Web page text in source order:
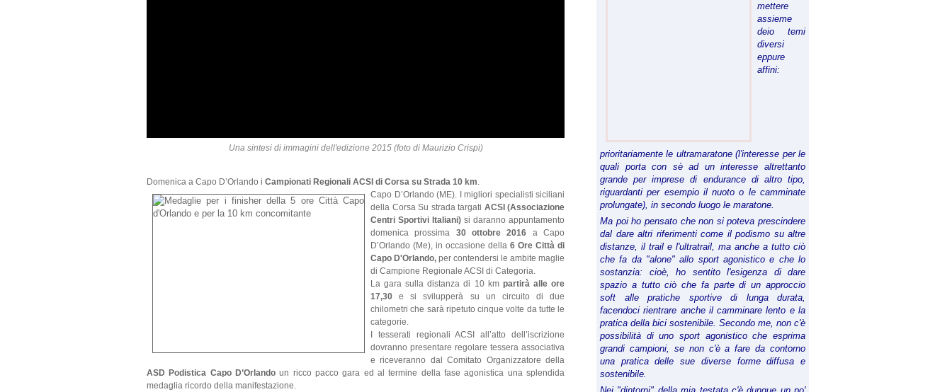
Una sintesi di immagini dell'edizione 2015 (foto di Maurizio Crispi)
Domenica a Capo D’Orlando i Campionati Regionali ACSI di Corsa su Strada 10 km
Capo D’Orlando (ME). I migliori specialisti siciliani
della Corsa Su strada targati ACSI (Associazione
Centri Sportivi Italiani) si daranno appuntamento
domenica prossima 30 ottobre 2016 a Capo
D’Orlando (Me), in occasione della 6 Ore Città di
Capo D'Orlando, per contendersi le ambite maglie
di Campione Regionale ACSI di Categoria.
La gara sulla distanza di 10 km partirà alle ore
17,30 e si svilupperà su un circuito di due
chilometri che sarà ripetuto cinque volte da tutte le
categorie.
I tesserati regionali ACSI all’atto dell’iscrizione
dovranno presentare regolare tessera associativa
e riceveranno dal Comitato Organizzatore della
ASD Podistica Capo D’Orlando un ricco pacco gara ed al termine della fase agonistica una splendida
medaglia ricordo della manifestazione.
mettere
assieme
deio temi
diversi
eppure
affini:
prioritariamente le ultramaratone (l'interesse per le
quali porta con sè ad un interesse altrettanto
grande per imprese di endurance di altro tipo,
riguardanti per esempio il nuoto o le camminate
prolungate), in secondo luogo le maratone.
Ma poi ho pensato che non si poteva prescindere
dal dare altri riferimenti come il podismo su altre
distanze, il trail e l'ultratrail, ma anche a tutto ciò
che fa da "alone" allo sport agonistico e che lo
sostanzia: cioè, ho sentito l'esigenza di dare
spazio a tutto ciò che fa parte di un approccio
soft alle pratiche sportive di lunga durata,
facendoci rientrare anche il camminare lento e la
pratica della bici sostenibile. Secondo me, non c'è
possibilità di uno sport agonistico che esprima
grandi campioni, se non c'è a fare da contorno
una pratica delle sue diverse forme diffusa e
sostenibile.